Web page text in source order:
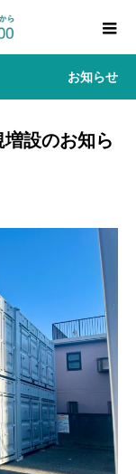
お知らせ
増設のお知ら